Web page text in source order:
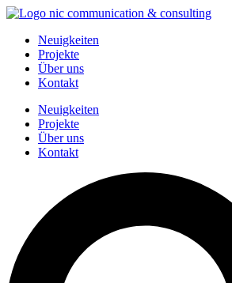
Zum
springenNeuigkeiten
Projekte
Über uns
Kontakt
Neuigkeiten
Projekte
Über uns
Kontakt